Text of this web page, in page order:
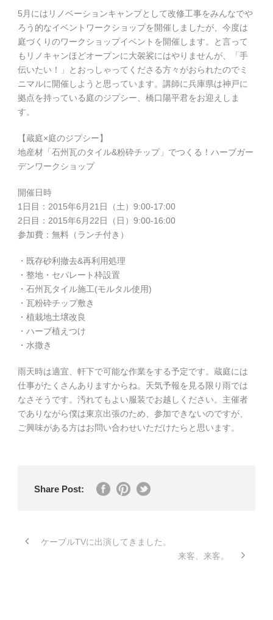
5月にはリノベーションキャンプとして改修工事をみんなでや
ろう的なイベントワークショップを開催しましたが、今度は
庭づくりのワークショップイベントを開催します。と言って
もリノキャンほどオープンに大袈裟にはやりませんが、「手
伝いたい！」とおっしゃってくださる方々がおられたのでミ
ニマルに開催しようと思っています。講師に兵庫県は神戸に
拠点を持っている庭のジプシー、橋口陽平君をお迎えしま
す。
【蔵庭×庭のジプシー】
地産材「石州瓦のタイル&粉砕チップ」でつくる！ハーブガー
デンワークショップ
開催日時
1日目：2015年6月21日（土）9:00-17:00
2日目：2015年6月22日（日）9:00-16:00
参加費：無料（ランチ付き）
・既存砂利撤去&再利用処理
・整地・セパレート枠設置
・石州瓦タイル施工(モルタル使用)
・瓦粉砕チップ敷き
・植栽地土壌改良
・ハーブ植えつけ
・水撒き
雨天時は適宜、軒下で可能な作業をする予定です。蔵庭には
仕事がたくさんありますからね。天気予報を見る限り雨では
なさそうです。汚れてもよい服装でお越しください。主催者
でありながら僕は東京出張のため、参加できないのですが、
ご興味がある方はお問い合わせいただけたらと思います。
Share Post:
ケーブルTVに出演してきました。
来客、来客。